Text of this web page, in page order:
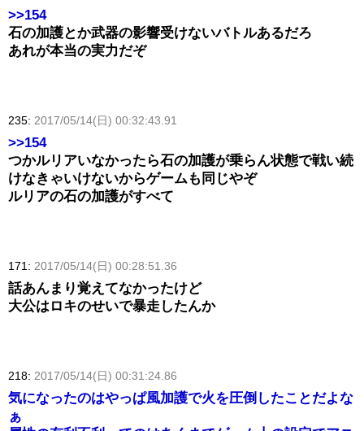
>>154
石の加護とか武器の影響受けないバトルあるだろ
あれが本当の実力だぞ
235: 2017/05/14(日) 00:32:43.91
>>154
つかルリアいなかったら石の加護が乗らん状態で戦い続
けなきゃいけないからゲームも同じやぞ
ルリアの石の加護がすべて
171: 2017/05/14(日) 00:28:51.36
話あんまり覚えてなかったけど
大公はロキのせいで暴走したんか
218: 2017/05/14(日) 00:31:24.86
気になったのはやっぱ風加護で火を圧倒したことだよな
ぁ